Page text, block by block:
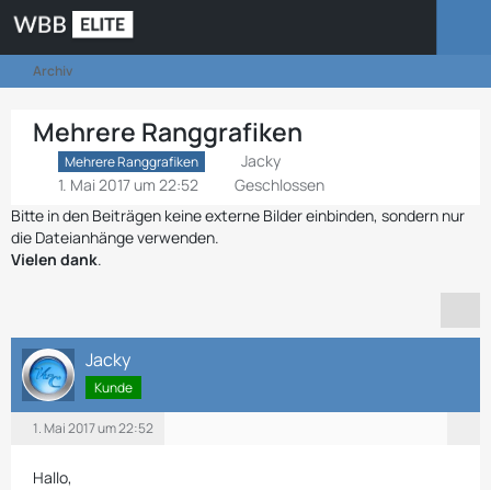
Archiv
Mehrere Ranggrafiken
Mehrere Ranggrafiken
Jacky
1. Mai 2017 um 22:52
Geschlossen
Bitte in den Beiträgen keine externe Bilder einbinden, sondern nur
die Dateianhänge verwenden.
Vielen dank.
Jacky
Kunde
1. Mai 2017 um 22:52
Hallo,